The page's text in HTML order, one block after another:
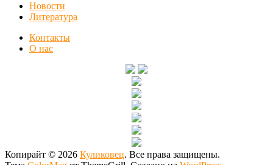
Новости
Литература
Контакты
О нас
Копирайт © 2026 Куликовец. Все права защищены.